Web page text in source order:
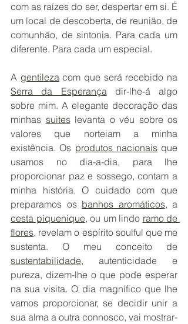
com as raízes do ser, despertar em si. É
um local de descoberta, de reunião, de
comunhão, de sintonia. Para cada um
diferente. Para cada um especial.
A gentileza
Serra da Esperança dir-lhe-á algo
sobre mim. A elegante decoração das
minhas suites levanta o véu sobre os
valores que norteiam a minha
existência. Os produtos nacionais que
usamos no dia-a-dia, para lhe
proporcionar paz e sossego, contam a
minha história. O cuidado com que
preparamos os banhos aromáticos
cesta piquenique, ou um lindo ramo de
flores, revelam o espírito soulful que me
sustentabilidade, autenticidade e
pureza, dizem-lhe o que pode esperar
na sua visita. O dia magnífico que lhe
vamos proporcionar, se decidir unir a
sua alma a outra connosco, vai mostrar-